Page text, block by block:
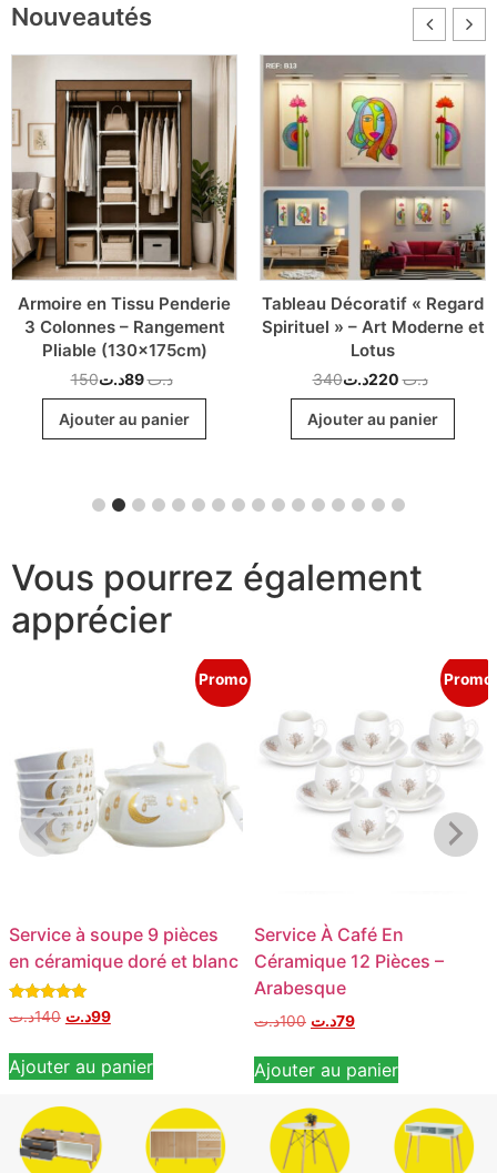
Nouveautés
Armoire en Tissu Penderie
3 Colonnes – Rangement
Pliable (130x175cm)
150 د.ت89د.ت
Ajouter au panier
Tableau Décoratif « Regard
Spirituel » – Art Moderne et
Lotus
340 د.ت 220د.ت
Ajouter au panier
Vous pourrez également
apprécier
Promo
Service à soupe 9 pièces
en céramique doré et blanc
Note
5.00
140د.ت 99د.ت
Ajouter au panier
Promo
Service À Café En
Céramique 12 Pièces –
Arabesque
100د.ت 79د.ت
Ajouter au panier